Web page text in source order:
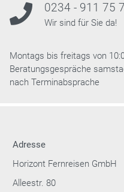
0234 - 911 75
Wir sind für Sie da!
Montags bis freitags von
Beratungsgespräche
nach Terminabsprache
Adresse
Horizont Fernreisen GmbH
Alleestr. 80